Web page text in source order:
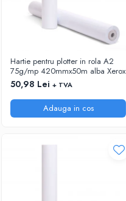
Hartie pentru plotter in rola A2
75g/mp 420mmx50m alba Xerox
50,98 Lei + TVA
Adauga in cos